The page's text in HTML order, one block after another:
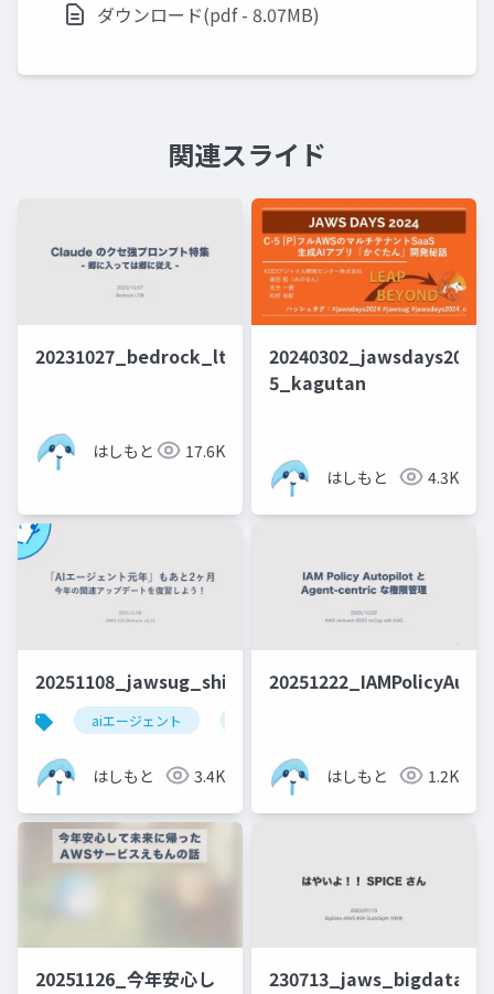
ダウンロード(pdf - 8.07MB)
関連スライド
20231027_bedrock_lt
はしもと 17.6K
5_kagutan
はしもと 4.3K
20251108_jawsug_shimane_vol14
aiエージェント
はしもと 3.4K はしもと 1.2K
20251126_今年安心し